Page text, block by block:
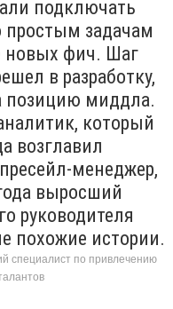
подключать
простым задачам
новых фич. Шаг
в разработку,
позицию миддла.
который
возглавил
менеджер,
выросший
руководителя
похожие истории.
специалист по привлечению